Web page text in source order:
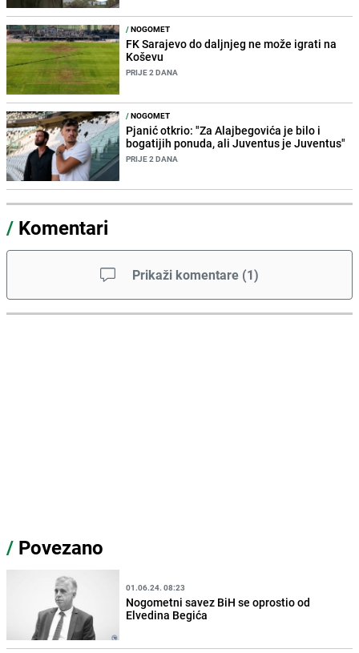
/NOGOMET
FK Sarajevo do daljnjeg ne može igrati na
Koševu
PRIJE 2 DANA
/NOGOMET
Pjanić otkrio: "Za Alajbegovića je bilo i
bogatijih ponuda, ali Juventus je Juventus"
PRIJE 2 DANA
/ Komentari
Prikaži komentare (1)
/ Povezano
01.06.24. 08:23
Nogometni savez BiH se oprostio od
Elvedina Begića